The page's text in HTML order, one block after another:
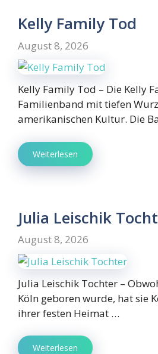
Kelly Family Tod
August 8, 2026
Kelly Family Tod – Die Kelly
Familienband mit tiefen
amerikanischen Kultur. Die
Weiterlesen
Julia Leischik
August 8, 2026
Julia Leischik Tochter –
Köln geboren wurde, hat sie
ihrer festen Heimat …
Weiterlesen